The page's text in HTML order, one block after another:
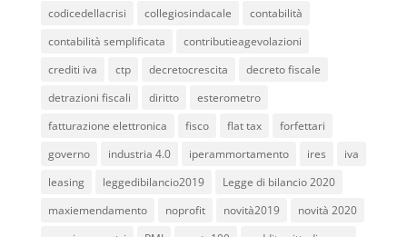
codicedellacrisi
collegiosindacale
contabilità
contabilità semplificata
contributieagevolazioni
crediti iva
ctp decretocrescita
decreto fiscale
detrazioni fiscali
diritto
esterometro
fatturazione elettronica
fisco flat tax
forfettari
governo
industria 4.0 iperammortamento ires
iva
leasing
leggedibilancio2019
Legge di bilancio 2020
maxiemendamento
noprofit novità2019
novità 2020